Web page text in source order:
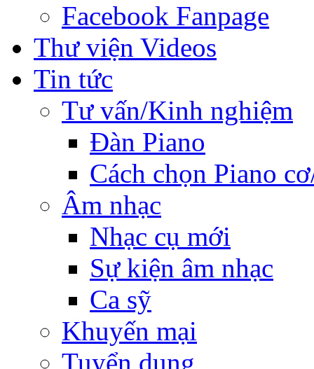
Facebook Fanpage
Thư viện Videos
Tin tức
Tư vấn/Kinh nghiệm
Đàn Piano
Cách chọn Piano
Âm nhạc
Nhạc cụ mới
Sự kiện âm nhạc
Ca sỹ
Khuyến mại
Tuyển dụng